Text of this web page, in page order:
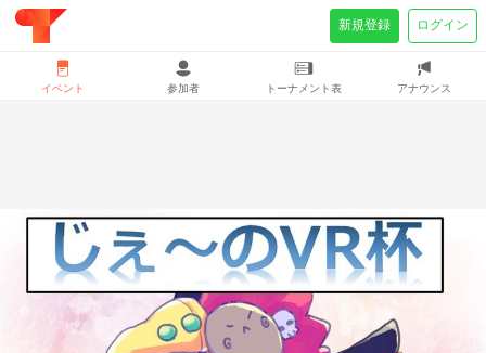
イベント 参加者 トーナメント表 アナウンス
新規登録 ログイン